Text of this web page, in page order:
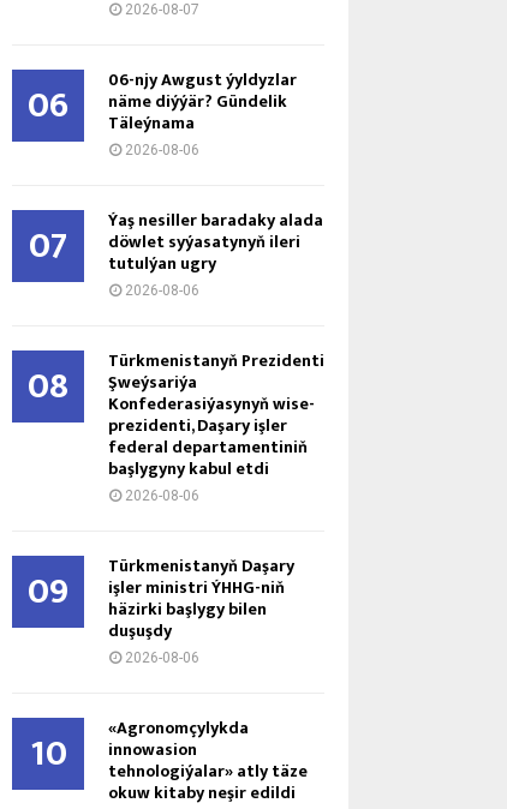
2026-08-07
06 06-njy Awgust ýyldyzlar
näme diýýär? Gündelik
Täleýnama
2026-08-06
07 Ýaş ne­sil­ler ba­ra­da­ky ala­da
döw­let sy­ýa­sa­ty­nyň ile­ri
tu­tul­ýan ug­ry
2026-08-06
08 Türkmenistanyň Prezidenti
Şweýsariýa
Konfederasiýasynyň wise-
prezidenti, Daşary işler
federal departamentiniň
başlygyny kabul etdi
2026-08-06
09 Türkmenistanyň Daşary
işler ministri ÝHHG-niň
häzirki başlygy bilen
duşuşdy
2026-08-06
10 «Agronomçylykda
innowasion
tehnologiýalar» atly täze
okuw kitaby neşir edildi